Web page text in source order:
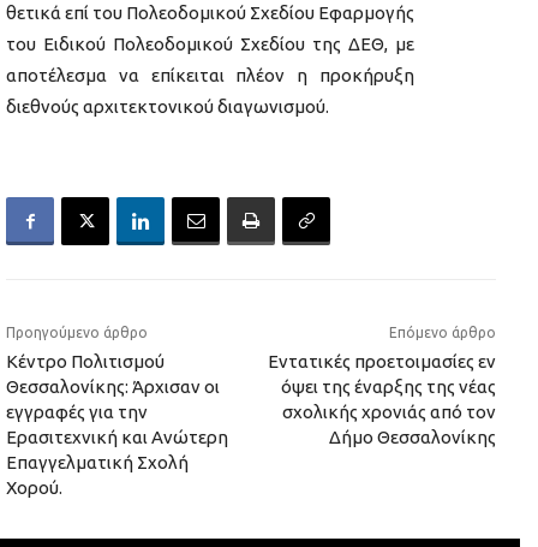
θετικά επί του Πολεοδομικού Σχεδίου Εφαρμογής
του Ειδικού Πολεοδομικού Σχεδίου της ΔΕΘ, με
αποτέλεσμα να επίκειται πλέον η προκήρυξη
διεθνούς αρχιτεκτονικού διαγωνισμού.
Προηγούμενο άρθρο
Κέντρο Πολιτισμού
Θεσσαλονίκης: Άρχισαν οι
εγγραφές για την
Ερασιτεχνική και Ανώτερη
Επαγγελματική Σχολή
Χορού.
Επόμενο άρθρο
Εντατικές προετοιμασίες εν
όψει της έναρξης της νέας
σχολικής χρονιάς από τον
Δήμο Θεσσαλονίκης